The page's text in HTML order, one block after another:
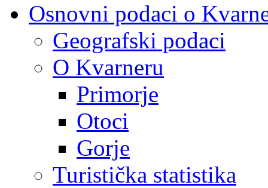
Osnovni podaci o
Geografski podaci
O Kvarneru
Primorje
Otoci
Gorje
Turistička statistika